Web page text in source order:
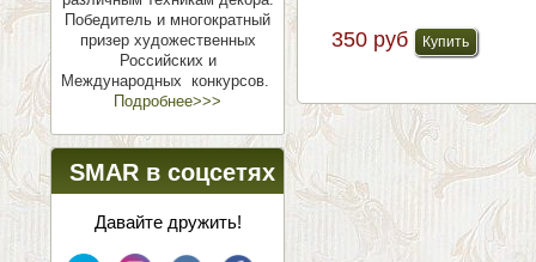
Победитель и многократный
призер художественных
Российских и
Международных конкурсов.
Подробнее>>>
SMAR в соцсетях
Давайте дружить!
350 руб